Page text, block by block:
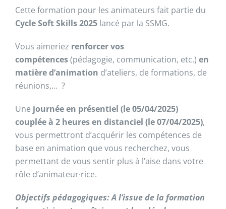
Cette formation pour les animateurs fait partie du
Cycle Soft Skills 2025lancé par la SSMG.
Vous aimeriez renforcer vos
compétences(pédagogie, communication, etc.) en
matière d’animation d’ateliers, de formations, de
réunions,… ?
Une journée en présentiel (le 05/04/2025)
couplée à 2 heures en distanciel (le 07/04/2025),
vous permettront d’acquérir les compétences de
base en animation que vous recherchez, vous
permettant de vous sentir plus à l’aise dans votre
rôle d’animateur·rice.
Objectifs pédagogiques:A l’issue de la formation